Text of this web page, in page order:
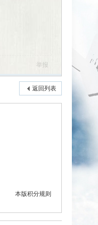
举报
返回列表
本版积分规则